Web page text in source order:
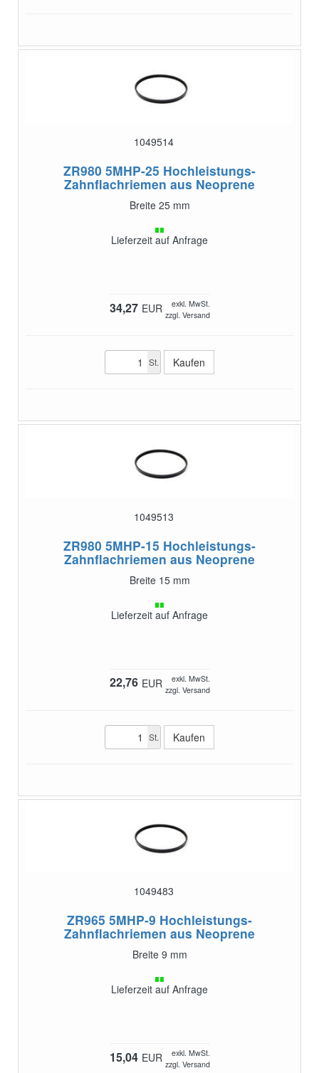
1049514
ZR980 5MHP-25 Hochleistungs-
Zahnflachriemen aus Neoprene
Breite 25 mm
Lieferzeit auf Anfrage
34,27 EUR
exkl. MwSt.
zzgl. Versand
St.
1049513
ZR980 5MHP-15 Hochleistungs-
Zahnflachriemen aus Neoprene
Breite 15 mm
Lieferzeit auf Anfrage
22,76 EUR
exkl. MwSt.
zzgl. Versand
St.
1049483
ZR965 5MHP-9 Hochleistungs-
Zahnflachriemen aus Neoprene
Breite 9 mm
Lieferzeit auf Anfrage
15,04 EUR
exkl. MwSt.
zzgl. Versand